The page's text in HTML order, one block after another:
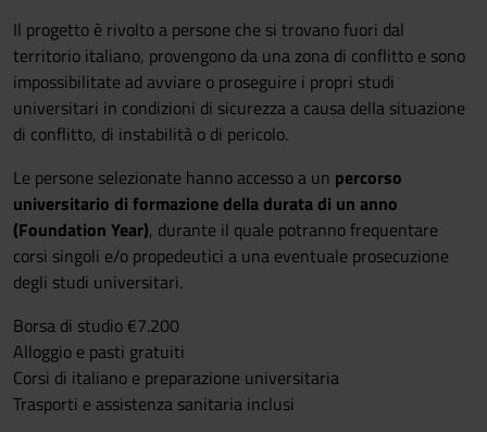
Il progetto è rivolto a persone che si trovano fuori dal
territorio italiano, provengono da una zona di conflitto e sono
impossibilitate ad avviare o proseguire i propri studi
universitari in condizioni di sicurezza a causa della situazione
di conflitto, di instabilità o di pericolo.
Le persone selezionate hanno accesso a un percorso
universitario di formazione della durata di un anno
(Foundation Year), durante il quale potranno frequentare
corsi singoli e/o propedeutici a una eventuale prosecuzione
degli studi universitari.
Borsa di studio €7.200
Alloggio e pasti gratuiti
Corsi di italiano e preparazione universitaria
Trasporti e assistenza sanitaria inclusi